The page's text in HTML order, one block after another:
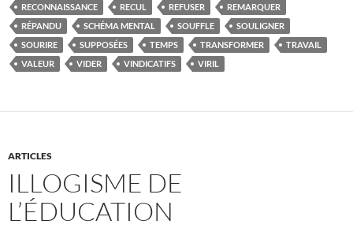
RECONNAISSANCE
RECUL REFUSER
REMARQUER
RÉPANDU
SCHÉMA MENTAL SOUFFLE
SOULIGNER
SOURIRE
SUPPOSÉES TEMPS TRANSFORMER
TRAVAIL
VALEUR
VIDER VINDICATIFS VIRIL
ARTICLES
ILLOGISME DE
L’ÉDUCATION